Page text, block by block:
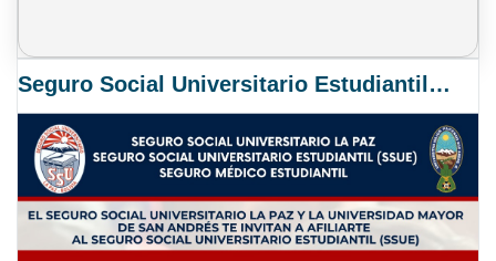
Seguro Social Universitario Estudiantil SSUE